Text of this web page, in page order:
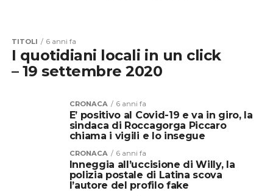
TITOLI 6 anni fa
I quotidiani locali in un click
– 19 settembre 2020
CRONACA 6 anni fa
E’ positivo al Covid-19 e va in giro, la
sindaca di Roccagorga Piccaro
chiama i vigili e lo insegue
CRONACA 6 anni fa
Inneggia all’uccisione di Willy, la
polizia postale di Latina scova
l’autore del profilo fake